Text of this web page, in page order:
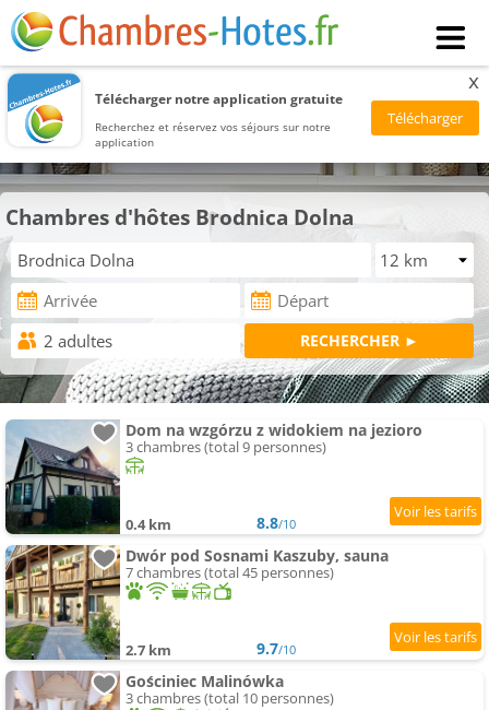
Télécharger notre application gratuite
Recherchez et réservez vos séjours sur notre
application
x
Chambres d'hôtes Brodnica Dolna
Dom na wzgórzu z widokiem na jezioro
3 chambres (total 9 personnes)
0.4 km 8.8/10
Dwór pod Sosnami Kaszuby, sauna
7 chambres (total 45 personnes)
2.7 km 9.7/10
Gościniec Malinówka
3 chambres (total 10 personnes)